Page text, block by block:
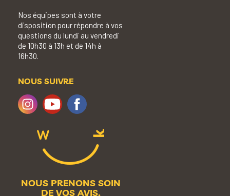
Nos équipes sont à votre
disposition pour répondre à vos
questions du lundi au vendredi
de 10h30 à 13h et de 14h à
16h30.
NOUS SUIVRE
NOUS PRENONS SOIN
DE VOS AVIS.